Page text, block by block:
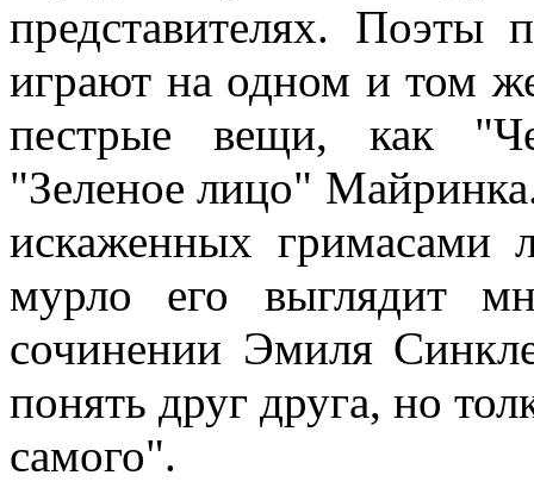
представителях. Поэты
играют на одном и том
пестрые вещи, как
"Зеленое лицо"
искаженных гримасами
мурло его выглядит
сочинении Эмиля
понять друг друга, но
самого".